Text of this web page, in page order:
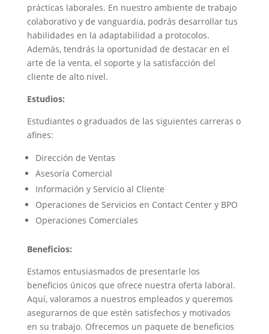
prácticas laborales. En nuestro ambiente de trabajo
colaborativo y de vanguardia, podrás desarrollar tus
habilidades en la adaptabilidad a protocolos.
Además, tendrás la oportunidad de destacar en el
arte de la venta, el soporte y la satisfacción del
cliente de alto nivel.
Estudios:
Estudiantes o graduados de las siguientes carreras o
afines:
Dirección de Ventas
Asesoría Comercial
Información y Servicio al Cliente
Operaciones de Servicios en Contact Center y BPO
Operaciones Comerciales
Beneficios:
Estamos entusiasmados de presentarle los
beneficios únicos que ofrece nuestra oferta laboral.
Aquí, valoramos a nuestros empleados y queremos
asegurarnos de que estén satisfechos y motivados
en su trabajo. Ofrecemos un paquete de beneficios